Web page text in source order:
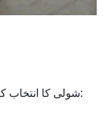
شولی کا انتخاب کرنے کا مطلب صرف مشین حاصل کرنا نہیں: